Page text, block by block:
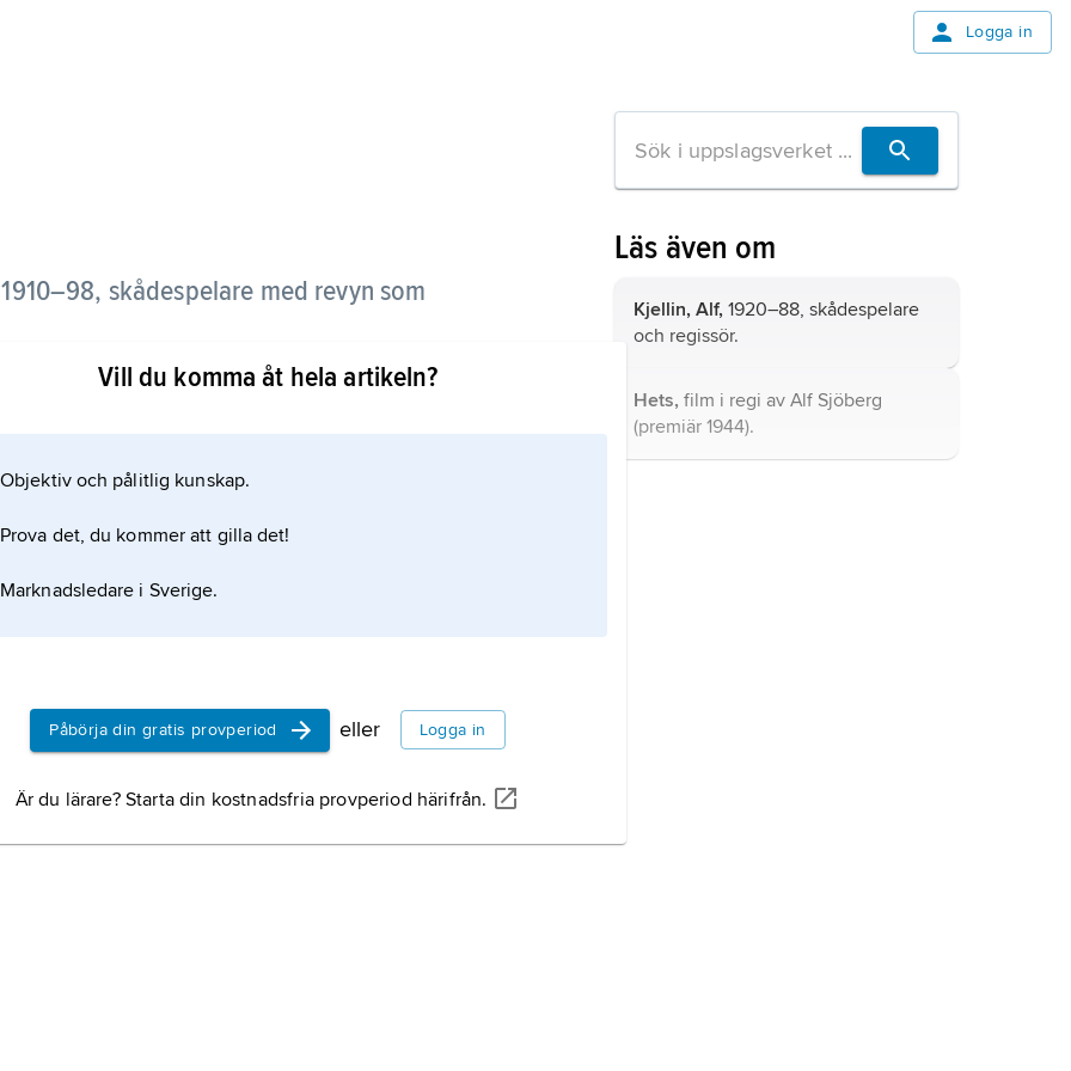
Logga in
1910–98, skådespelare med revyn som
Ekman och hamnade senare på
uppmärksammades av Kar de Mumma, med
bl.a. i Folkanrevyerna, där Järrel med
sin berömda Fibbanfigur. Kryddan i
Vill du komma åt hela artikeln?
Objektiv och pålitlig kunskap.
Prova det, du kommer att gilla det!
Marknadsledare i Sverige.
Påbörja din gratis provperiod eller Logga in
Är du lärare? Starta din kostnadsfria provperiod härifrån.
Läs även om
Kjellin, Alf, 1920–88, skådespelare
och regissör.
Hets, film i regi av Alf Sjöberg
(premiär 1944).